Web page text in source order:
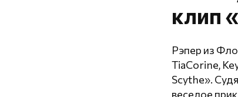
клип
Рэпер из
TiaCorine,
Scythe».
веселое